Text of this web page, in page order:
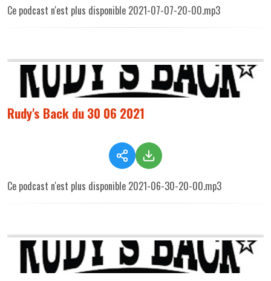
Ce podcast n'est plus disponible 2021-07-07-20-00.mp3
Rudy's Back du 30 06 2021
Ce podcast n'est plus disponible 2021-06-30-20-00.mp3